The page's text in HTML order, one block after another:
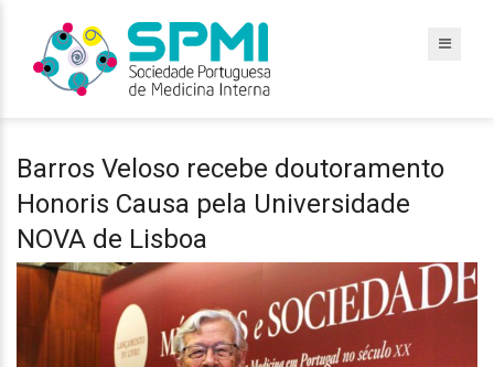
Barros Veloso recebe doutoramento
Honoris Causa pela Universidade
NOVA de Lisboa